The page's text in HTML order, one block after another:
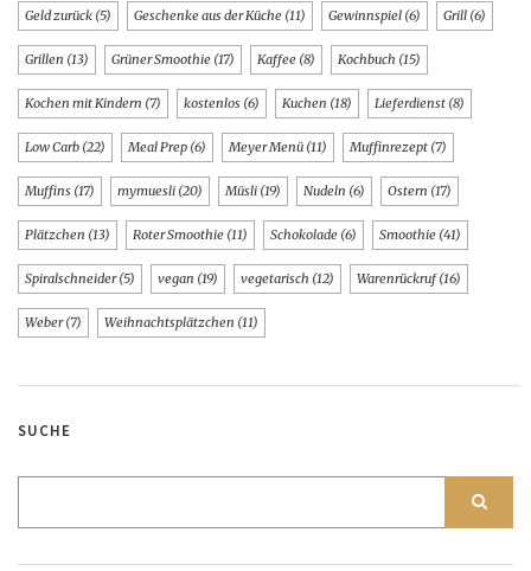
Geld zurück (5) Geschenke aus der Küche (11) Gewinnspiel (6) Grill (6)
Grillen (13) Grüner Smoothie (17) Kaffee (8) Kochbuch (15)
Kochen mit Kindern (7) kostenlos (6) Kuchen (18) Lieferdienst (8)
Low Carb (22) Meal Prep (6) Meyer Menü (11) Muffinrezept (7)
Muffins (17) mymuesli (20) Müsli (19) Nudeln (6) Ostern (17)
Plätzchen (13) Roter Smoothie (11) Schokolade (6) Smoothie (41)
Spiralschneider(5) vegan (19) vegetarisch (12) Warenrückruf(16)
Weber(7) Weihnachtsplätzchen (11)
SUCHE